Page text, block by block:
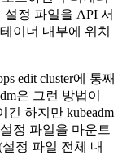
정 파일을 API 서
이너 내부에 위치
edit cluster에 통째
은 그런 방법이
하지만 kubeadm
정 파일을 마운트
정 파일 전체 내